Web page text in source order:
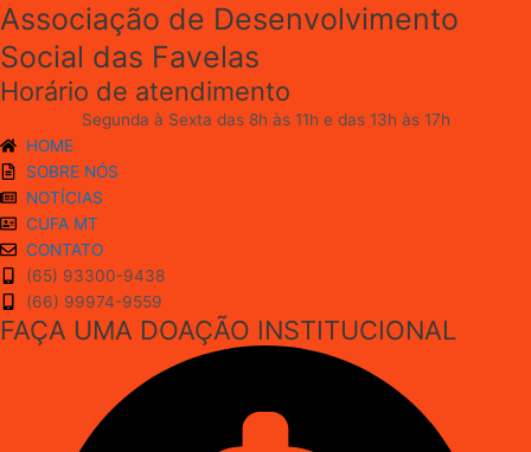
Associação de Desenvolvimento
Social das Favelas
Horário de atendimento
Segunda à Sexta das 8h às 11h e das 13h às 17h
HOME
SOBRE NÓS
NOTÍCIAS
CUFA MT
CONTATO
(65) 93300-9438
(66) 99974-9559
FAÇA UMA DOAÇÃO INSTITUCIONAL